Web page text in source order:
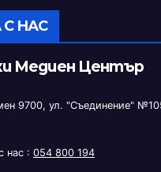
С НАС
Медиен Център
9700, ул. "Съединение"
нас : 054 800 194